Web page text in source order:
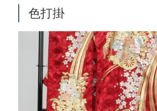
色打掛